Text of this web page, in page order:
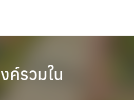
ค์รวมใน